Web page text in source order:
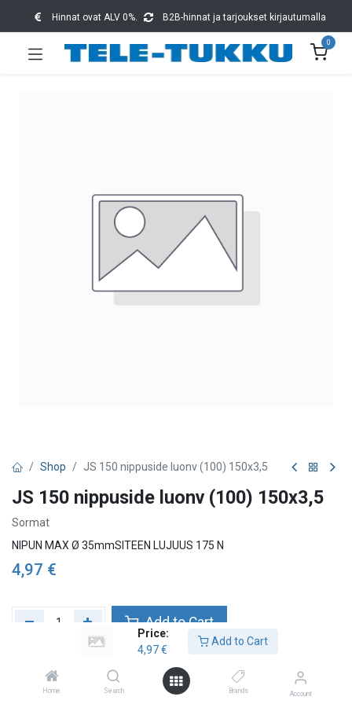
Price:
4,97€
Add to Cart
Home Search Brands Account
Hinnat ovat ALV 0%. B2B-hinnat ja tarjoukset kirjautumalla
0
Shop JS 150 nippuside luonv (100) 150x3,5
JS 150 nippuside luonv (100) 150x3,5
Sormat
NIPUN MAX Ø 35mmSITEEN LUJUUS 175 N
4,97 €
Add to Cart
Check availability